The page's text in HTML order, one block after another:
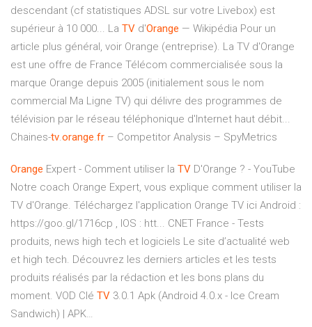
descendant (cf statistiques ADSL sur votre Livebox) est
supérieur à 10 000... La TV d'Orange — Wikipédia Pour un
article plus général, voir Orange (entreprise). La TV d'Orange
est une offre de France Télécom commercialisée sous la
marque Orange depuis 2005 (initialement sous le nom
commercial Ma Ligne TV) qui délivre des programmes de
télévision par le réseau téléphonique d'Internet haut débit...
Chaines-tv.orange.fr – Competitor Analysis – SpyMetrics
Orange Expert - Comment utiliser la TV D'Orange ? - YouTube
Notre coach Orange Expert, vous explique comment utiliser la
TV d'Orange. Téléchargez l'application Orange TV ici Android :
https://goo.gl/1716cp , IOS : htt... CNET France - Tests
produits, news high tech et logiciels Le site d’actualité web
et high tech. Découvrez les derniers articles et les tests
produits réalisés par la rédaction et les bons plans du
moment. VOD Clé TV 3.0.1 Apk (Android 4.0.x - Ice Cream
Sandwich) | APK…